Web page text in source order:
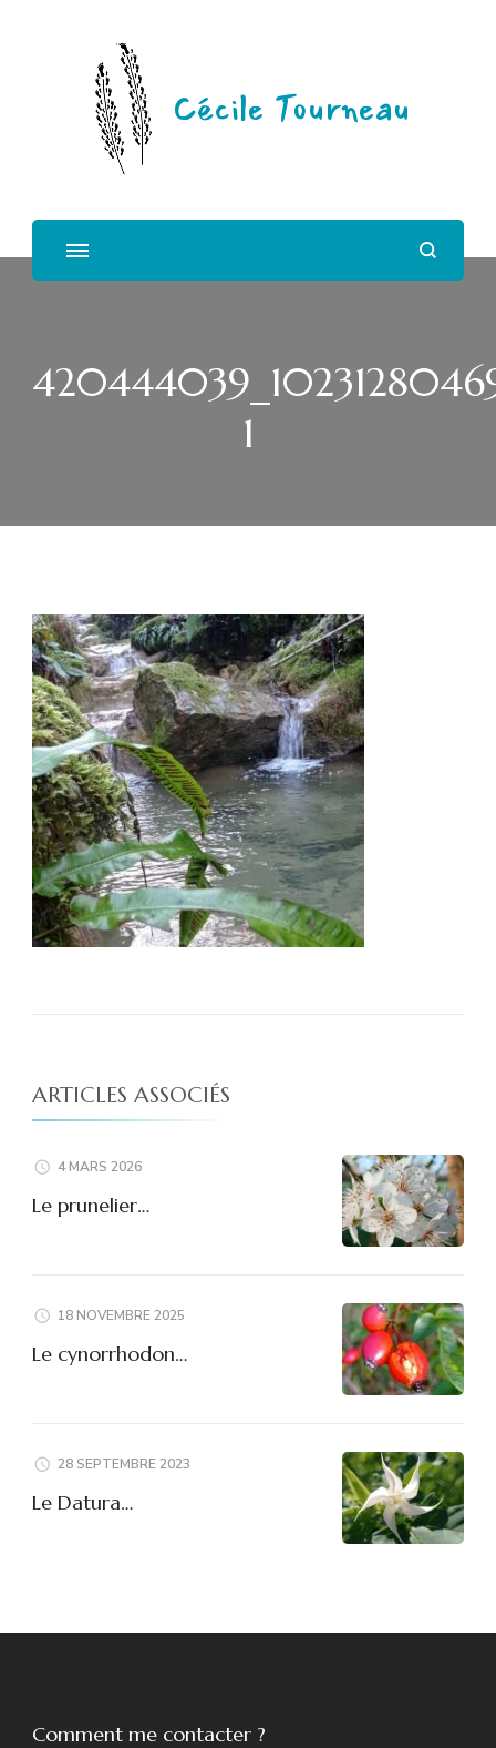
Cécile Tourneau
1
ARTICLES ASSOCIÉS
4 MARS 2026
Le prunelier…
18 NOVEMBRE 2025
Le cynorrhodon…
28 SEPTEMBRE 2023
Le Datura…
Comment me contacter ?